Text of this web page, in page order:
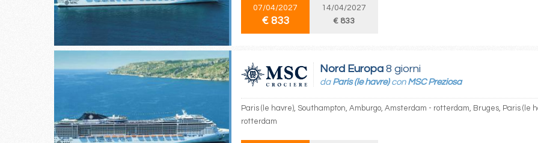
07/04/2027
€ 833
14/04/2027
€ 833
Nord Europa 8 giorni
da Paris (le havre)con MSC Preziosa
Paris (le havre), Southampton, Amburgo, Amsterdam - rotterdam, Bruges, Paris (le
rotterdam